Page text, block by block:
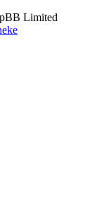
Limited